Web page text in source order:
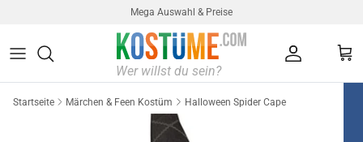
Mega Auswahl & Preise
Startseite Märchen & Feen Kostüm Halloween Spider Cape